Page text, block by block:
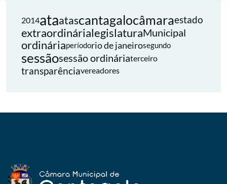
2014ataatascantagalocâmaraestado
extraordinárialegislaturaMunicipal
ordináriaperíodorio de janeirosegundo
sessãosessão ordináriaterceiro
transparênciavereadores